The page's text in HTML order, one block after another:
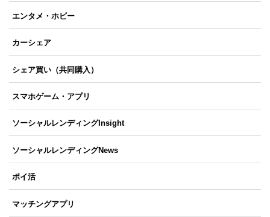
エンタメ・ホビー
カーシェア
シェア買い（共同購入）
スマホゲーム・アプリ
ソーシャルレンディングInsight
ソーシャルレンディングNews
ポイ活
マッチングアプリ